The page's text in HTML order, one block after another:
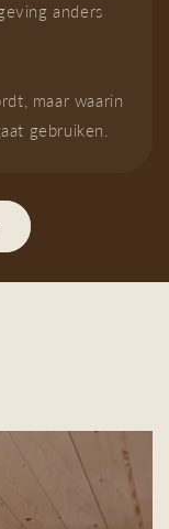
anders
maar waarin
gebruiken.